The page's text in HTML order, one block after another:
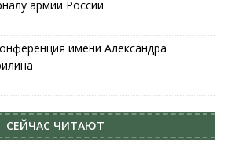
армии России
имени Александра
СЕЙЧАС ЧИТАЮТ